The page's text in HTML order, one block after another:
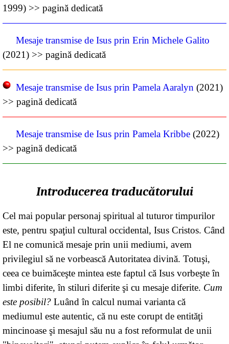
1999) >> pagină dedicată
Mesaje transmise de Isus prin Erin Michele Galito
(2021) >> pagină dedicată
Mesaje transmise de Isus prin Pamela Aaralyn (2021)
>> pagină dedicată
Mesaje transmise de Isus prin Pamela Kribbe(2022)
>> pagină dedicată
Introducerea traducătorului
Cel mai popular personaj spiritual al tuturor timpurilor
este, pentru spaţiul cultural occidental, Isus Cristos. Când
El ne comunică mesaje prin unii mediumi, avem
privilegiul să ne vorbească Autoritatea divină. Totuşi,
ceea ce buimăceşte mintea este faptul că Isus vorbeşte în
limbi diferite, în stiluri diferite şi cu mesaje diferite. Cum
este posibil? Luând în calcul numai varianta că
mediumul este autentic, că nu este corupt de entităţi
mincinoase şi mesajul său nu a fost reformulat de unii